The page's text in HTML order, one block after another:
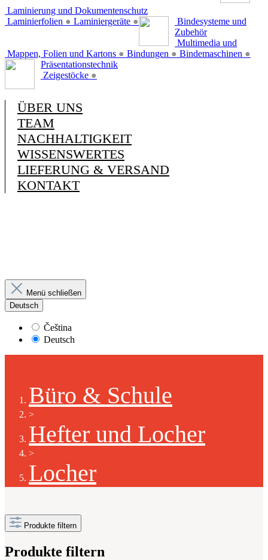
Laminierung und Dokumentenschutz
Laminierfolien ● Laminiergeräte ●
Bindesysteme und
Zubehör
Mappen, Folien und Kartons ● Bindungen ● Bindemaschinen ●
Multimedia und
Präsentationstechnik
Zeigestöcke ●
ÜBER UNS
TEAM
NACHHALTIGKEIT
WISSENSWERTES
LIEFERUNG & VERSAND
KONTAKT
Menü schließen
Deutsch
Čeština
Deutsch
Büro & Schule
>
Hefter und Locher
>
Locher
Produkte filtern
Produkte filtern